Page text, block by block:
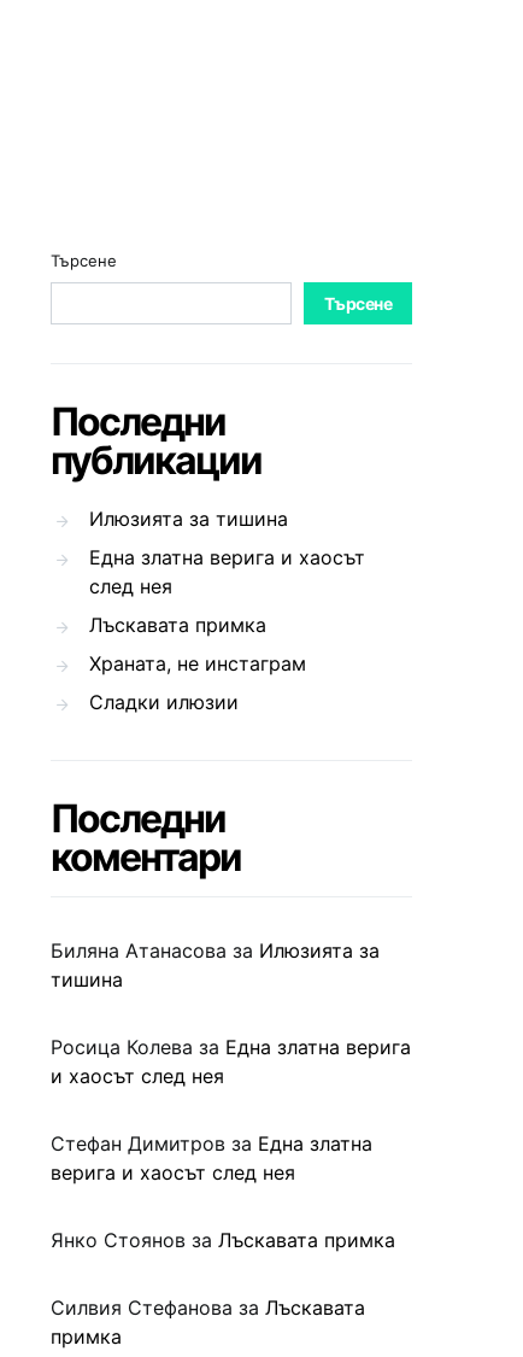
Търсене
Търсене
Последни
публикации
Илюзията за тишина
Една златна верига и хаосът
след нея
Лъскавата примка
Храната, не инстаграм
Сладки илюзии
Последни
коментари
Биляна Атанасова за Илюзията за
тишина
Росица Колева за Една златна верига
и хаосът след нея
Стефан Димитров за Една златна
верига и хаосът след нея
Янко Стоянов за Лъскавата примка
Силвия Стефанова за Лъскавата
примка